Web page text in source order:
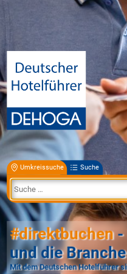
Umkreissuche Suche
#direktbuchen-
und die
Mit dem Deutschen Hotelführer